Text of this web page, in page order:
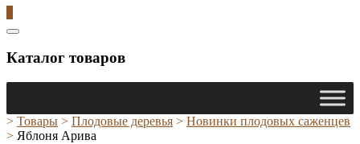
Catalog
Каталог товаров
> Товары > Плодовые деревья > Новинки плодовых саженцев
> Яблоня Арива